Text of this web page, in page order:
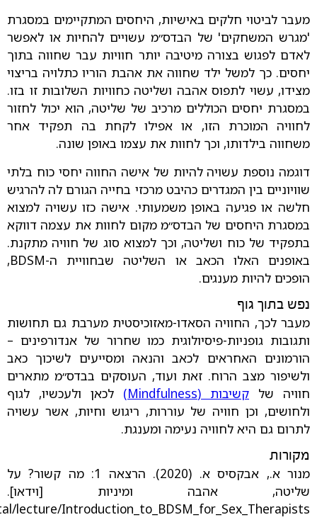
מעבר לביטוי חלקים באישיות, היחסים המתקיימים במסגרת
'מגרש המשחקים' של הבדס״מ עשויים להחיות או לאפשר
לאדם לפגוש בצורה מיטיבה יותר חוויות עבר שחווה בתוך
יחסים. כך למשל ילד שחווה את אהבת הוריו כתלויה בריצוי
מצידו, עשוי לתפוס אהבה ושליטה כחוויות השלובות זו בזו.
במסגרת יחסים הכוללים מרכיב של שליטה, הוא יכול לחזור
לחוויה המוכרת הזו, או אפילו לקחת בה תפקיד אחר
משחווה בילדותו, וכך לחוות את עצמו באופן שונה.
דוגמה נוספת עשויה להיות של אישה החווה יחסי כוח בלתי
שוויוניים בין המגדרים כהיבט מרכזי בחייה הגורם לה להרגיש
חלשה או פגיעה באופן משמעותי. אישה כזו עשויה למצוא
במסגרת היחסים של הבדס״מ מקום לחוות את עצמה דווקא
בתפקיד של כוח ושליטה, וכך למצוא סוג של חוויה מתקנת.
באופנים האלו הכאב או השליטה שבחוויית ה-BDSM,
הופכים להיות מענגים.
נפש בתוך גוף
מעבר לכך, החוויה הסאדו-מאזוכיסטית מערבת גם תחושות
ותגובות גופניות-פיסיולוגית כמו שחרור של אנדורפינים –
הורמונים האחראים לכאב והנאה ומסייעים לשיכוך כאב
ולשיפור מצב הרוח. זאת ועוד, העוסקים בבדס״מ מתארים
חוויה של קשיבות (Mindfulness)
לכאן ולעכשיו, לגוף
ולחושים, וכן חוויה של עוררות, ריגוש וחיות, אשר עשויה
לתרום גם היא לחוויה נעימה ומענגת.
מקורות
מנור א., אבקסיס א. (2020). הרצאה 1: מה קשור? על
שליטה, אהבה ומיניות [וידאו].
lecture/Introduction_to_BDSM_for_Sex_Therapists